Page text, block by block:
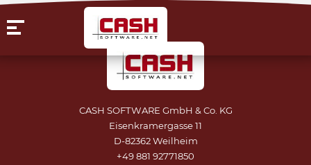
CASH SOFTWARE GmbH & Co. KG
Eisenkramergasse 11
D-82362 Weilheim
+49 881 92771850